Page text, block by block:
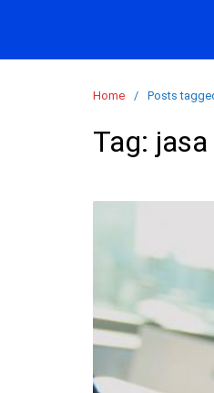
content
Home Posts
Tag: